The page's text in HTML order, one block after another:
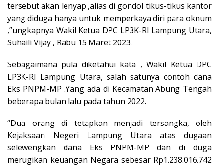
tersebut akan lenyap ,alias di gondol tikus-tikus kantor
yang diduga hanya untuk memperkaya diri para oknum
,”ungkapnya Wakil Ketua DPC LP3K-RI Lampung Utara,
Suhaili Vijay , Rabu 15 Maret 2023.
Sebagaimana pula diketahui kata , Wakil Ketua DPC
LP3K-RI Lampung Utara, salah satunya contoh dana
Eks PNPM-MP .Yang ada di Kecamatan Abung Tengah
beberapa bulan lalu pada tahun 2022.
“Dua orang di tetapkan menjadi tersangka, oleh
Kejaksaan Negeri Lampung Utara atas dugaan
selewengkan dana Eks PNPM-MP dan di duga
merugikan keuangan Negara sebesar Rp1.238.016.742